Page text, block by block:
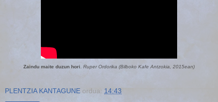
Zaindu maite duzun hori Ruper Ordorika (Bilboko Kafe Antzokia, 2015ean)
PLENTZIA KANTAGUNE ordua: 14:43